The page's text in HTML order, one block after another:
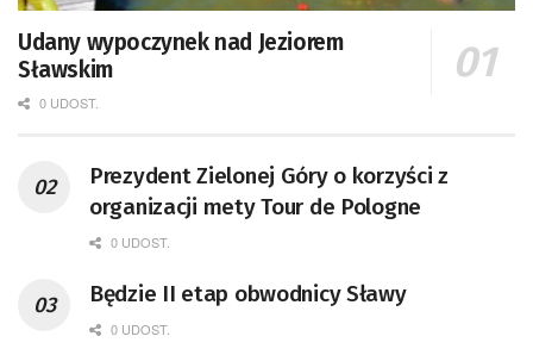
Udany wypoczynek nad Jeziorem
Sławskim
0 UDOST.
Prezydent Zielonej Góry o korzyści z
organizacji mety Tour de Pologne
0 UDOST.
Będzie II etap obwodnicy Sławy
0 UDOST.